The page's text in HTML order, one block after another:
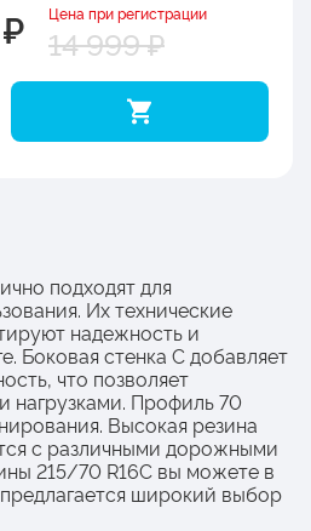
Цена при регистрации
14 999 ₽
подходят для
Их технические
надежность и
Боковая стенка C добавляет
что позволяет
нагрузками. Профиль 70
Высокая резина
с различными дорожными
215/70 R16C вы можете в
предлагается широкий выбор